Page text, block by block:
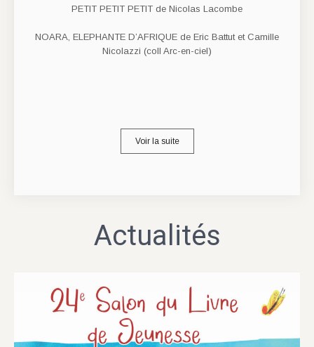
PETIT PETIT PETIT de Nicolas Lacombe
NOARA, ELEPHANTE D’AFRIQUE de Eric Battut et Camille
Nicolazzi (coll Arc-en-ciel)
Voir la suite
Actualités